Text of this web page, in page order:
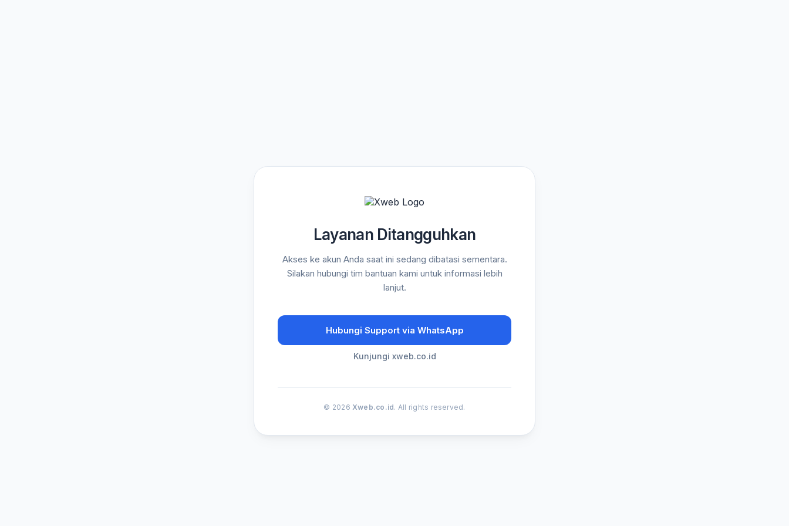
Layanan Ditangguhkan
Akses ke akun Anda saat ini sedang dibatasi sementara.
Silakan hubungi tim bantuan kami untuk informasi lebih
lanjut.
Hubungi Support via WhatsApp
Kunjungi xweb.co.id
© 2026 Xweb.co.id. All rights reserved.